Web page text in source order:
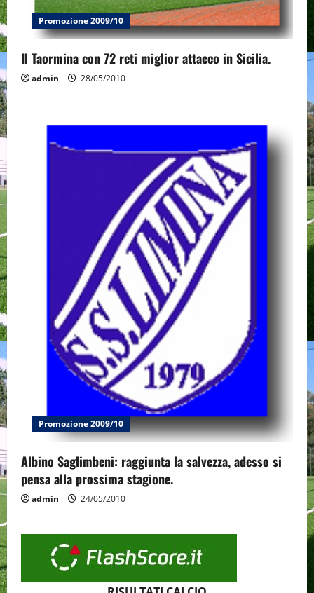
Promozione 2009/10
Il Taormina con 72 reti miglior attacco in Sicilia.
admin 28/05/2010
Promozione 2009/10
Albino Saglimbeni: raggiunta la salvezza, adesso si
pensa alla prossima stagione.
admin 24/05/2010